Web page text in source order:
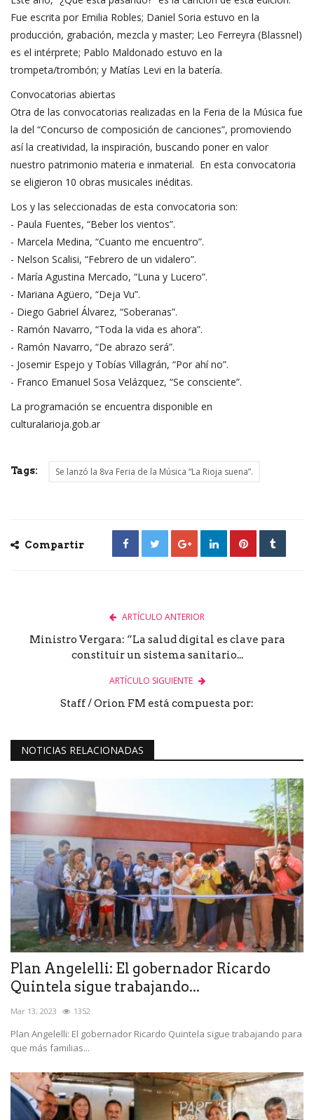
Fue escrita por Emilia Robles; Daniel Soria estuvo en la
producción, grabación, mezcla y master; Leo Ferreyra (Blassnel)
es el intérprete; Pablo Maldonado estuvo en la
trompeta/trombón; y Matías Levi en la batería.
Convocatorias abiertas
Otra de las convocatorias realizadas en la Feria de la Música fue
la del “Concurso de composición de canciones”, promoviendo
así la creatividad, la inspiración, buscando poner en valor
nuestro patrimonio materia e inmaterial. En esta convocatoria
se eligieron 10 obras musicales inéditas.
Los y las seleccionadas de esta convocatoria son:
- Paula Fuentes, “Beber los vientos”.
- Marcela Medina, “Cuanto me encuentro”.
- Nelson Scalisi, “Febrero de un vidalero”.
- María Agustina Mercado, “Luna y Lucero”.
- Mariana Agüero, “Deja Vu”.
- Diego Gabriel Álvarez, “Soberanas”.
- Ramón Navarro, “Toda la vida es ahora”.
- Ramón Navarro, “De abrazo será”.
- Josemir Espejo y Tobías Villagrán, “Por ahí no”.
- Franco Emanuel Sosa Velázquez, “Se consciente”.
La programación se encuentra disponible en
culturalarioja.gob.ar
Tags: Se lanzó la 8va Feria de la Música “La Rioja suena”.
Compartir
ARTÍCULO ANTERIOR
Ministro Vergara: “La salud digital es clave para
constituir un sistema sanitario...
ARTÍCULO SIGUIENTE
Staff / Orion FM está compuesta por:
NOTICIAS RELACIONADAS
Plan Angelelli: El gobernador Ricardo
Quintela sigue trabajando...
Mar 13, 2023 1352
Plan Angelelli: El gobernador Ricardo Quintela sigue trabajando para
que más familias...